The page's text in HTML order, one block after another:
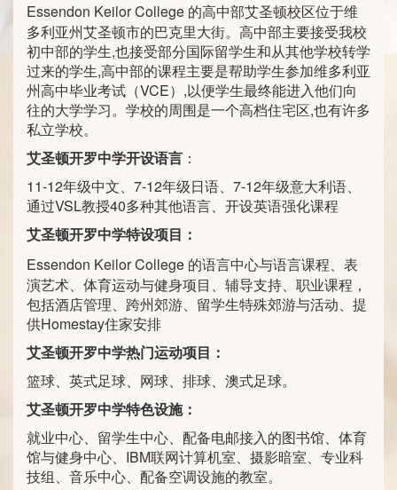
Essendon Keilor College 的高中部艾圣顿校区位于维
多利亚州艾圣顿市的巴克里大街。高中部主要接受我校
初中部的学生,也接受部分国际留学生和从其他学校转学
过来的学生,高中部的课程主要是帮助学生参加维多利亚
州高中毕业考试（VCE）,以便学生最终能进入他们向
往的大学学习。学校的周围是一个高档住宅区,也有许多
私立学校。
艾圣顿开罗中学开设语言 ：
11-12年级中文、7-12年级日语、7-12年级意大利语、
通过VSL教授40多种其他语言、开设英语强化课程
艾圣顿开罗中学特设项目：
Essendon Keilor College 的语言中心与语言课程、表
演艺术、体育运动与健身项目、辅导支持、职业课程，
包括酒店管理、跨州郊游、留学生特殊郊游与活动、提
供Homestay住家安排
艾圣顿开罗中学热门运动项目：
篮球、英式足球、网球、排球、澳式足球。
艾圣顿开罗中学特色设施：
就业中心、留学生中心、配备电邮接入的图书馆、体育
馆与健身中心、IBM联网计算机室、摄影暗室、专业科
技组、音乐中心、配备空调设施的教室。